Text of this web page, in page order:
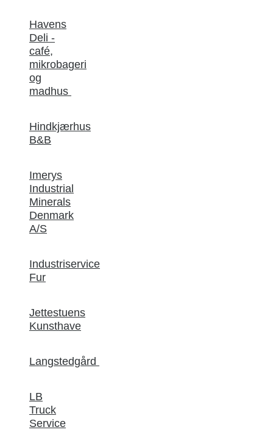
Havens
Deli -
café,
mikrobageri
og
madhus
Hindkjærhus
B&B
Imerys
Industrial
Minerals
Denmark
A/S
Industriservice
Fur
Jettestuens
Kunsthave
Langstedgård
LB
Truck
Service